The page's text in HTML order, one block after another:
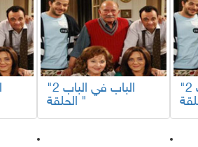
"الباب في الباب 2
"الباب في الباب 2
الحلقة "